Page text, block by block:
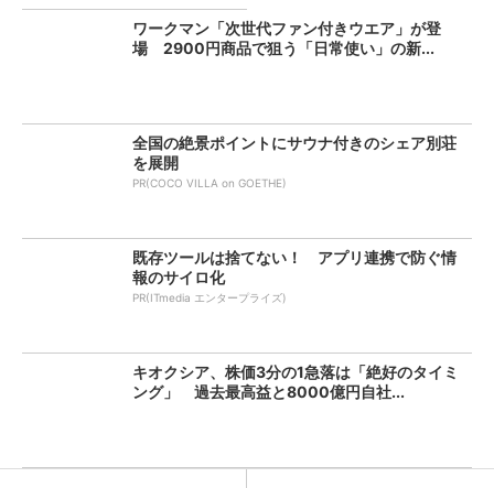
ワークマン「次世代ファン付きウエア」が登
場 2900円商品で狙う「日常使い」の新...
全国の絶景ポイントにサウナ付きのシェア別荘
を展開
PR(COCO VILLA on GOETHE)
既存ツールは捨てない！ アプリ連携で防ぐ情
報のサイロ化
PR(ITmedia エンタープライズ)
キオクシア、株価3分の1急落は「絶好のタイミ
ング」 過去最高益と8000億円自社...